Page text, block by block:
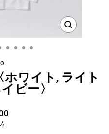
ワイト, ライト
ビー〉